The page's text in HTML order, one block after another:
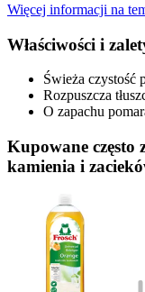
Więcej informacji na
Właściwości i
Świeża czystość
Rozpuszcza
O zapachu
Kupowane często
kamienia i